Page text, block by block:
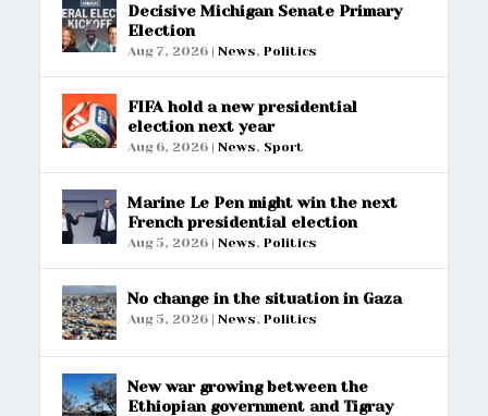
Decisive Michigan Senate Primary
Election
Aug 7, 2026 |News,Politics
FIFA hold a new presidential
election next year
Aug 6, 2026 |News, Sport
Marine Le Pen might win the next
French presidential election
Aug 5, 2026 |News,Politics
No change in the situation in Gaza
Aug 5, 2026 |News,Politics
New war growing between the
Ethiopian government and Tigray